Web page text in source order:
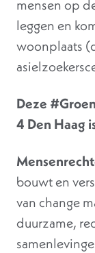
mensen op
leggen en
woonplaats
Deze
4 Den Haag
bouwt en
van change
duurzame,